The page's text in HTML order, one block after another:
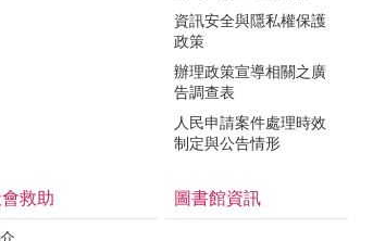
資訊安全與隱私權保護
政策
辦理政策宣導相關之廣
告調查表
人民申請案件處理時效
制定與公告情形
救助 圖書館資訊